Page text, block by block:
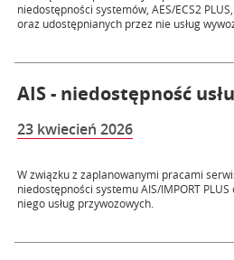
niedostępności systemów, AES/ECS2
oraz udostępnianych przez nie usług
AIS - niedostępność
23 kwiecień 2026
W związku z zaplanowanymi pracami
niedostępności systemu AIS/IMPORT
niego usług przywozowych.